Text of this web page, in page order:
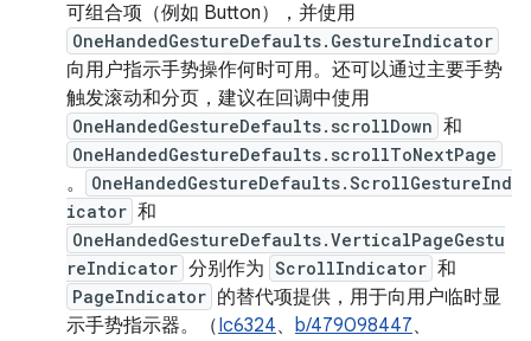
可组合项（例如 Button），并使用
OneHandedGestureDefaults.GestureIndicator
向用户指示手势操作何时可用。还可以通过主要手势
触发滚动和分页，建议在回调中使用
OneHandedGestureDefaults.scrollDown 和
OneHandedGestureDefaults.scrollToNextPage
。
OneHandedGestureDefaults.ScrollGestureInd
icator 和
OneHandedGestureDefaults.VerticalPageGestu
reIndicator 分别作为 ScrollIndicator 和
PageIndicator 的替代项提供，用于向用户临时显
示手势指示器。（Ic6324、 b/479098447、